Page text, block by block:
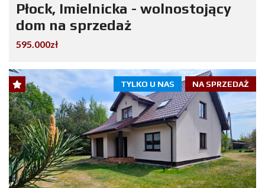
Płock, Imielnicka - wolnostojący
dom na sprzedaż
595.000zł
NA SPRZEDAŻ
TYLKO U NAS